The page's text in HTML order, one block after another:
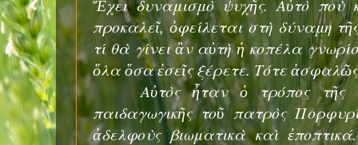
Ἔχει δυναμισμὸ ψυχῆς. Αὐτὸ ποὺ
προκαλεῖ, ὀφείλεται στὴ δύναμη
τί θὰ γίνει ἂν αὐτὴ ἡ κοπέλα
ὅλα ὅσα ἐσεῖς ξέρετε. Τότε
Αὐτὸς ἦταν ὁ τρόπος τῆς
παιδαγωγικῆς τοῦ πατρὸς
ἀδελφοὺς βιωματικὰ καὶ ἐποπτικά.